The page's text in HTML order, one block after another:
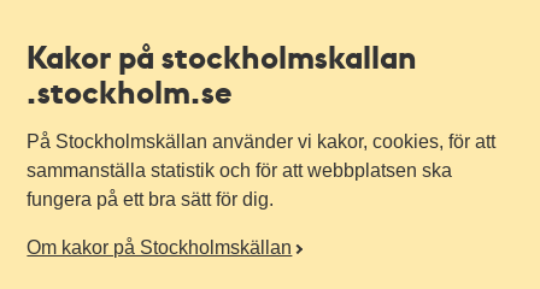
Kakor på stockholmskallan
.stockholm.se
På Stockholmskällan använder vi kakor, cookies, för att
sammanställa statistik och för att webbplatsen ska
fungera på ett bra sätt för dig.
Om kakor på Stockholmskällan